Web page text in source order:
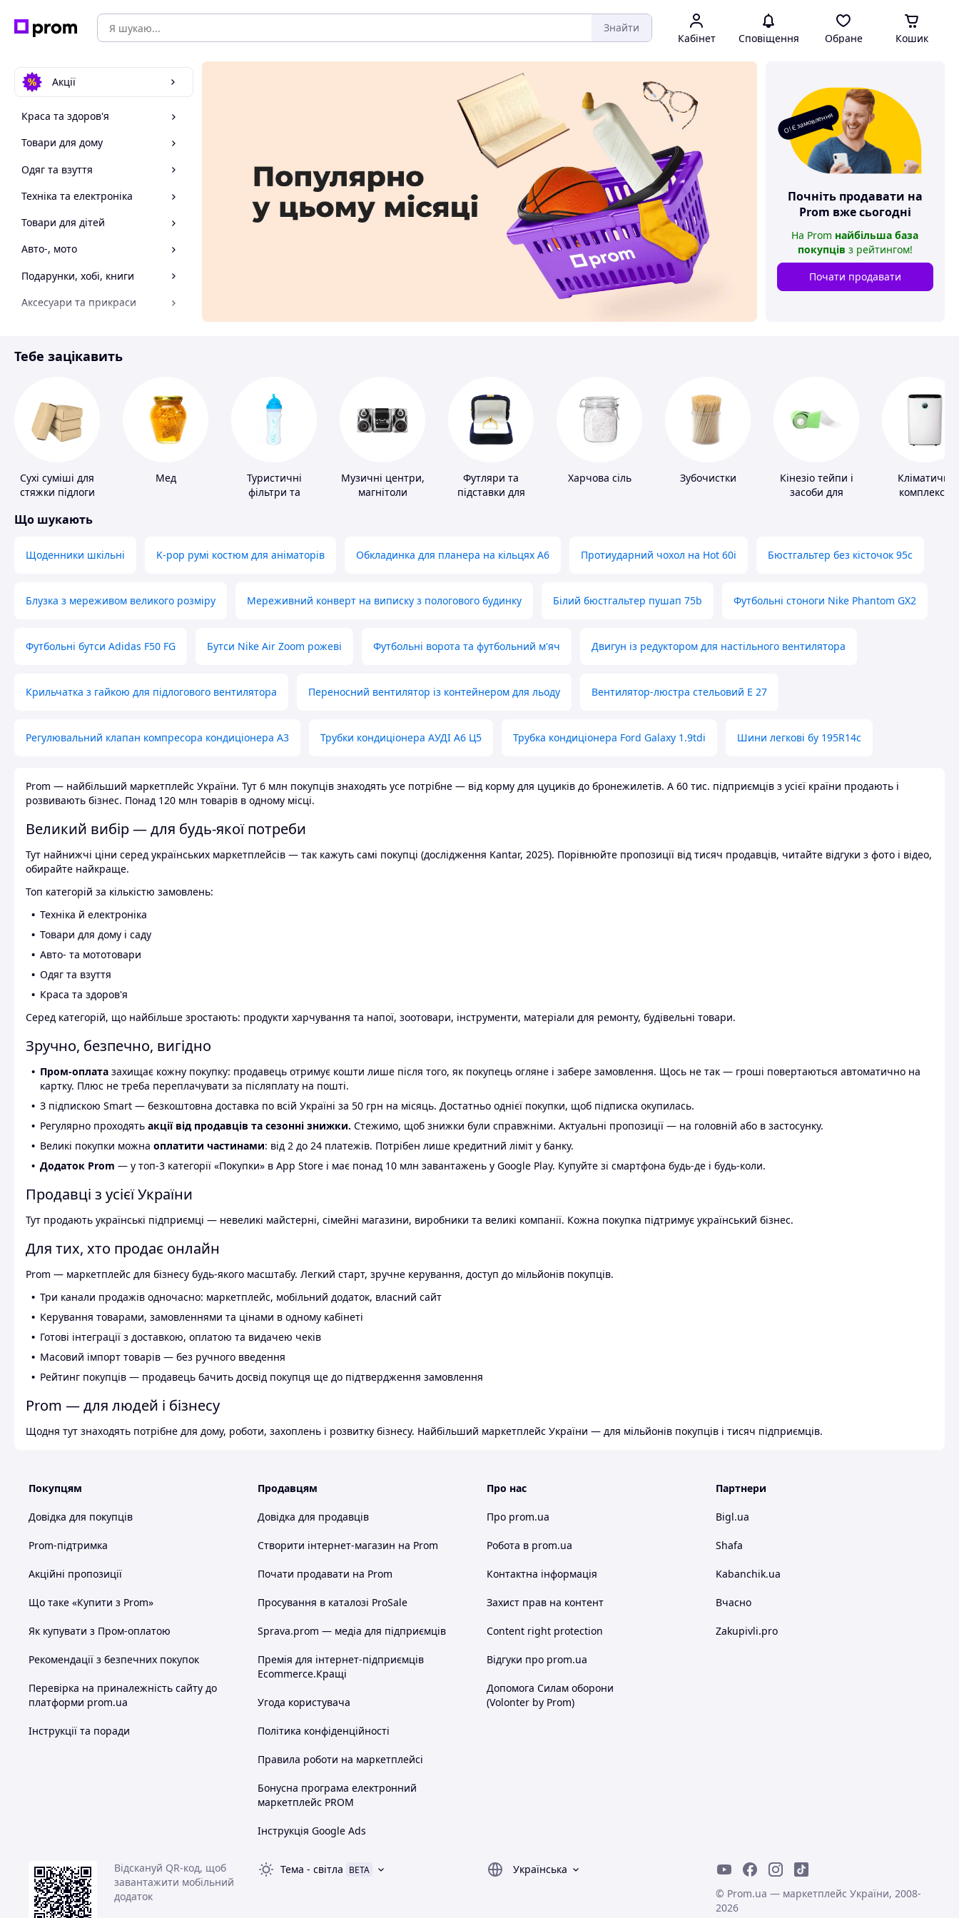
Знайти
Кабінет Сповіщення Обране Кошик
Акції
Краса та здоров'я
Товари для дому
Одяг та взуття
Техніка та електроніка
Товари для дітей
Авто-, мото
Подарунки, хобі, книги
Аксесуари та прикраси
Спорт і відпочинок
О! Є замовлення
Почніть продавати на
Prom вже сьогодні
На Prom найбільша база
покупців з рейтингом!
Почати продавати
Тебе зацікавить
Сухі суміші для
стяжки підлоги
Мед
Туристичні
фільтри та
Музичні центри,
магнітоли
Футляри та
підставки для
Харчова сіль Зубочистки
Кінезіо тейпи і
засоби для
Кліматичні
комплекси
Що шукають
Щоденники шкільні K-pop румі костюм для аніматорів Обкладинка для планера на кільцях А6 Протиударний чохол на Hot 60i Бюстгальтер без кісточок 95с
Блузка з мереживом великого розміру Мереживний конверт на виписку з пологового будинку Білий бюстгальтер пушап 75b Футбольні стоноги Nike Phantom GX2
Футбольні бутси Adidas F50 FG Бутси Nike Air Zoom рожеві Футбольні ворота та футбольний м'яч Двигун із редуктором для настільного вентилятора
Крильчатка з гайкою для підлогового вентилятора Переносний вентилятор із контейнером для льоду Вентилятор-люстра стельовий E 27
Регулювальний клапан компресора кондиціонера А3 Трубки кондиціонера АУДІ А6 Ц5 Трубка кондиціонера Ford Galaxy 1.9tdi Шини легкові бу 195R14c
Prom — найбільший маркетплейс України. Тут 6 млн покупців знаходять усе потрібне — від корму для цуциків до бронежилетів. А 60 тис. підприємців з усієї країни продають і
розвивають бізнес. Понад 120 млн товарів в одному місці.
Великий вибір — для будь-якої потреби
Тут найнижчі ціни серед українських маркетплейсів — так кажуть самі покупці (дослідження Kantar, 2025). Порівнюйте пропозиції від тисяч продавців, читайте відгуки з фото і відео,
обирайте найкраще.
Топ категорій за кількістю замовлень:
Техніка й електроніка
Товари для дому і саду
Авто- та мототовари
Одяг та взуття
Краса та здоров'я
Серед категорій, що найбільше зростають: продукти харчування та напої, зоотовари, інструменти, матеріали для ремонту, будівельні товари.
Зручно, безпечно, вигідно
Пром-оплата захищає кожну покупку: продавець отримує кошти лише після того, як покупець огляне і забере замовлення. Щось не так — гроші повертаються автоматично на
картку. Плюс не треба переплачувати за післяплату на пошті.
З підпискою Smart — безкоштовна доставка по всій Україні за 50 грн на місяць. Достатньо однієї покупки, щоб підписка окупилась.
Регулярно проходять акції від продавців та сезонні знижки. Стежимо, щоб знижки були справжніми. Актуальні пропозиції — на головній або в застосунку.
Великі покупки можна оплатити частинами: від 2 до 24 платежів. Потрібен лише кредитний ліміт у банку.
Додаток Prom — у топ-3 категорії «Покупки» в App Store і має понад 10 млн завантажень у Google Play. Купуйте зі смартфона будь-де і будь-коли.
Продавці з усієї України
Тут продають українські підприємці — невеликі майстерні, сімейні магазини, виробники та великі компанії. Кожна покупка підтримує український бізнес.
Для тих, хто продає онлайн
Prom — маркетплейс для бізнесу будь-якого масштабу. Легкий старт, зручне керування, доступ до мільйонів покупців.
Три канали продажів одночасно: маркетплейс, мобільний додаток, власний сайт
Керування товарами, замовленнями та цінами в одному кабінеті
Готові інтеграції з доставкою, оплатою та видачею чеків
Масовий імпорт товарів — без ручного введення
Рейтинг покупців — продавець бачить досвід покупця ще до підтвердження замовлення
Prom — для людей і бізнесу
Щодня тут знаходять потрібне для дому, роботи, захоплень і розвитку бізнесу. Найбільший маркетплейс України — для мільйонів покупців і тисяч підприємців.
Покупцям
Довідка для покупців
Prom-підтримка
Акційні пропозиції
Що таке «Купити з Prom»
Як купувати з Пром-оплатою
Рекомендації з безпечних покупок
Перевірка на приналежність сайту до
платформи prom.ua
Інструкції та поради
Продавцям
Довідка для продавців
Створити інтернет-магазин на Prom
Почати продавати на Prom
Просування в каталозі ProSale
Sprava.prom — медіа для підприємців
Премія для інтернет-підприємців
Ecommerce.Кращі
Угода користувача
Політика конфіденційності
Правила роботи на маркетплейсі
Бонусна програма електронний
маркетплейс PROM
Інструкція Google Ads
Про нас
Про prom.ua
Робота в prom.ua
Контактна інформація
Захист прав на контент
Content right protection
Відгуки про prom.ua
Допомога Силам оборони
(Volonter by Prom)
Партнери
Bigl.ua
Shafa
Kabanchik.ua
Вчасно
Zakupivli.pro
Відскануй QR-код, щоб
завантажити мобільний
додаток
Тема - світла BETA
Українська
© Prom.ua — маркетплейс України, 2008-
2026